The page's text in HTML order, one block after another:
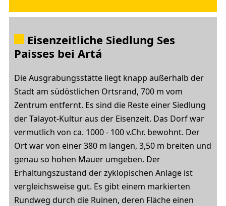
Eisenzeitliche Siedlung Ses
Paisses bei Artá
Die Ausgrabungsstätte liegt knapp außerhalb der
Stadt am südöstlichen Ortsrand, 700 m vom
Zentrum entfernt. Es sind die Reste einer Siedlung
der Talayot-Kultur aus der Eisenzeit. Das Dorf war
vermutlich von ca. 1000 - 100 v.Chr. bewohnt. Der
Ort war von einer 380 m langen, 3,50 m breiten und
genau so hohen Mauer umgeben. Der
Erhaltungszustand der zyklopischen Anlage ist
vergleichsweise gut. Es gibt einem markierten
Rundweg durch die Ruinen, deren Fläche einen